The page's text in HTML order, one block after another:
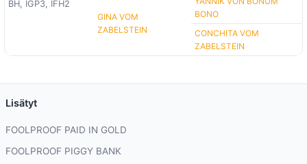
BH, IGP3, IFH2
GINA VOM
ZABELSTEIN
BONO
CONCHITA VOM
ZABELSTEIN
Lisätyt
FOOLPROOF PAID IN GOLD
FOOLPROOF PIGGY BANK